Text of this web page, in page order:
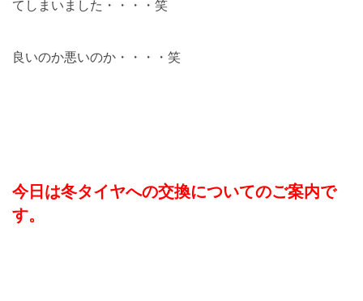
てしまいました・・・・笑
良いのか悪いのか・・・・笑
今日は冬タイヤへの交換についてのご案内で
す。